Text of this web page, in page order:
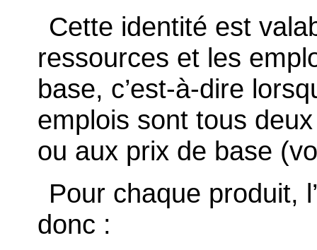
Cette identité est
ressources et les
base, c’est-à-dire
emplois sont tous
ou aux prix de base
Pour chaque produit,
donc :